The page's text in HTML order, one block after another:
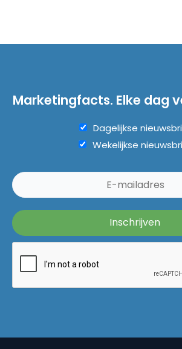
Marketingfacts. Elke dag
Dagelijkse
Wekelijkse